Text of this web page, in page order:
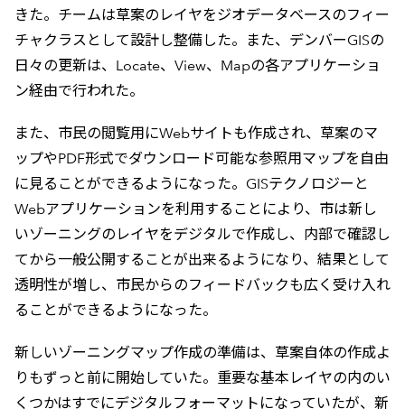
きた。チームは草案のレイヤをジオデータベースのフィー
チャクラスとして設計し整備した。また、デンバーGISの
日々の更新は、Locate、View、Mapの各アプリケーショ
ン経由で行われた。
また、市民の閲覧用にWebサイトも作成され、草案のマ
ップやPDF形式でダウンロード可能な参照用マップを自由
に見ることができるようになった。GISテクノロジーと
Webアプリケーションを利用することにより、市は新し
いゾーニングのレイヤをデジタルで作成し、内部で確認し
てから一般公開することが出来るようになり、結果として
透明性が増し、市民からのフィードバックも広く受け入れ
ることができるようになった。
新しいゾーニングマップ作成の準備は、草案自体の作成よ
りもずっと前に開始していた。重要な基本レイヤの内のい
くつかはすでにデジタルフォーマットになっていたが、新